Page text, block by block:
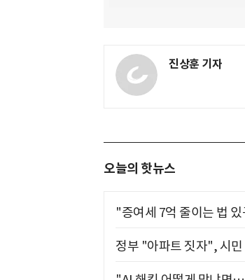
진상훈 기자
오늘의 핫뉴스
"증여세 7억 줄이는 법
정부 "아파트 짓자", 시